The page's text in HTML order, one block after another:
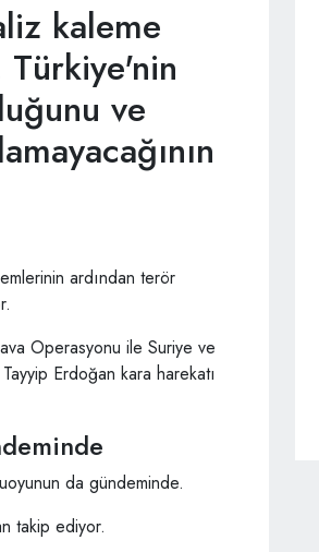
kaleme
ve
ardından terör
Operasyonu ile Suriye ve
Erdoğan kara harekatı
da gündeminde.
takip ediyor.